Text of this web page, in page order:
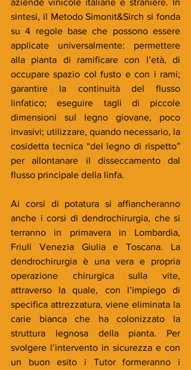
sintesi, il Metodo Simonit&Sirch si fonda
su 4 regole base che possono essere
applicate universalmente: permettere
alla pianta di ramificare con l’età, di
occupare spazio col fusto e con i rami;
garantire la continuità del flusso
linfatico; eseguire tagli di piccole
dimensioni sul legno giovane, poco
invasivi; utilizzare, quando necessario, la
cosidetta tecnica “del legno di rispetto”
per allontanare il disseccamento dal
flusso principale della linfa.
Ai corsi di potatura si affiancheranno
anche i corsi di dendrochirurgia, che si
terranno in primavera in Lombardia,
Friuli Venezia Giulia e Toscana. La
dendrochirurgia è una vera e propria
operazione chirurgica sulla vite,
attraverso la quale, con l’impiego di
specifica attrezzatura, viene eliminata la
carie bianca che ha colonizzato la
struttura legnosa della pianta. Per
svolgere l’intervento in sicurezza e con
un buon esito i Tutor formeranno i